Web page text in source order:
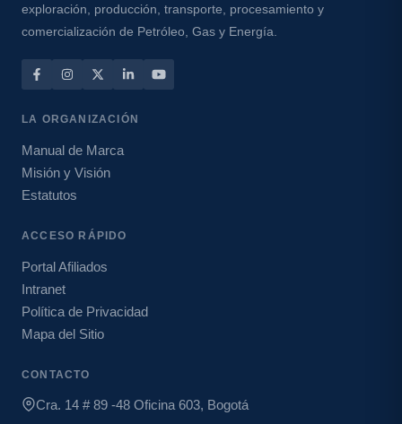
exploración, producción, transporte, procesamiento y
comercialización de Petróleo, Gas y Energía.
LA ORGANIZACIÓN
Manual de Marca
Misión y Visión
Estatutos
ACCESO RÁPIDO
Portal Afiliados
Intranet
Política de Privacidad
Mapa del Sitio
CONTACTO
Cra. 14 # 89 -48 Oficina 603, Bogotá